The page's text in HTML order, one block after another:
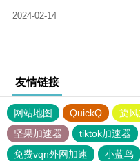
2024-02-14
友情链接
网站地图 QuickQ 旋
坚果加速器
tiktok加速器
免费vqn外网加速
小蓝鸟